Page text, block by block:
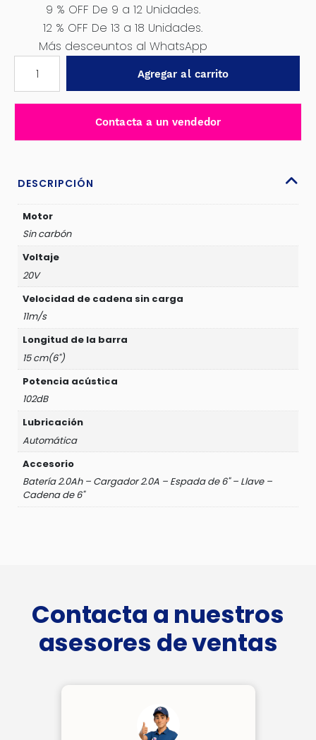
9 % OFF De 9 a 12 Unidades.
12 % OFF De 13 a 18 Unidades.
Más desceuntos al WhatsApp
CADENA
JDCLP562
Agregar al carrito
Contacta a un vendedor
DESCRIPCIÓN
Motor
Sin carbón
Voltaje
20V
Velocidad de cadena sin carga
11m/s
Longitud de la barra
15 cm(6")
Potencia acústica
102dB
Lubricación
Automática
Accesorio
Batería 2.0Ah – Cargador 2.0A – Espada de 6" – Llave –
Cadena de 6"
Contacta a nuestros
asesores de ventas